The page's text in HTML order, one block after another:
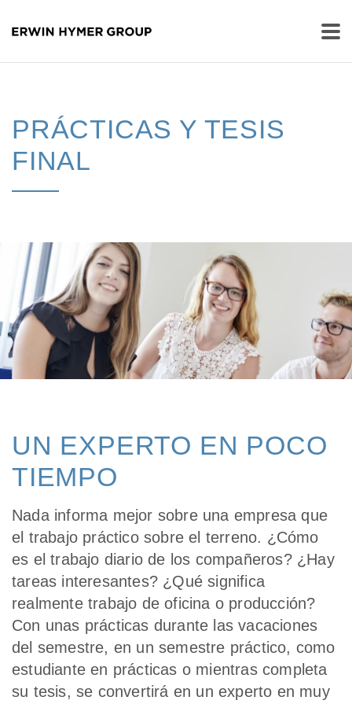
PRÁCTICAS Y TESIS
FINAL
UN EXPERTO EN POCO
TIEMPO
Nada informa mejor sobre una empresa que
el trabajo práctico sobre el terreno. ¿Cómo
es el trabajo diario de los compañeros? ¿Hay
tareas interesantes? ¿Qué significa
realmente trabajo de oficina o producción?
Con unas prácticas durante las vacaciones
del semestre, en un semestre práctico, como
estudiante en prácticas o mientras completa
su tesis, se convertirá en un experto en muy